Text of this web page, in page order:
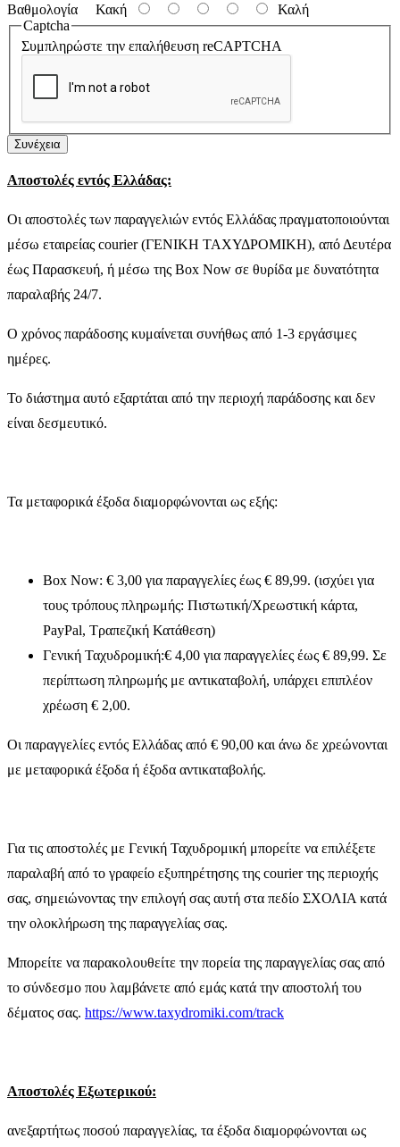
Βαθμολογία Κακή
Καλή
Captcha
Συμπληρώστε την επαλήθευση reCAPTCHA
Συνέχεια
Αποστολές εντός Ελλάδας:
Οι αποστολές των παραγγελιών εντός Ελλάδας πραγματοποιούνται
μέσω εταιρείας courier (ΓΕΝΙΚΗ ΤΑΧΥΔΡΟΜΙΚΗ), από Δευτέρα
έως Παρασκευή, ή μέσω της Box Now σε θυρίδα με δυνατότητα
παραλαβής 24/7.
Ο χρόνος παράδοσης κυμαίνεται συνήθως από 1-3 εργάσιμες
ημέρες.
Το διάστημα αυτό εξαρτάται από την περιοχή παράδοσης και δεν
είναι δεσμευτικό.
Τα μεταφορικά έξοδα διαμορφώνονται ως εξής:
Box Now: € 3,00 για παραγγελίες έως € 89,99. (ισχύει για
τους τρόπους πληρωμής: Πιστωτική/Χρεωστική κάρτα,
PayPal, Τραπεζική Κατάθεση)
Γενική Ταχυδρομική:€ 4,00 για παραγγελίες έως € 89,99. Σε
περίπτωση πληρωμής με αντικαταβολή, υπάρχει επιπλέον
χρέωση € 2,00.
Οι παραγγελίες εντός Ελλάδας από € 90,00 και άνω δε χρεώνονται
με μεταφορικά έξοδα ή έξοδα αντικαταβολής.
Για τις αποστολές με Γενική Ταχυδρομική μπορείτε να επιλέξετε
παραλαβή από το γραφείο εξυπηρέτησης της courier της περιοχής
σας, σημειώνοντας την επιλογή σας αυτή στα πεδίο ΣΧΟΛΙΑ κατά
την ολοκλήρωση της παραγγελίας σας.
Μπορείτε να παρακολουθείτε την πορεία της παραγγελίας σας από
το σύνδεσμο που λαμβάνετε από εμάς κατά την αποστολή του
δέματος σας. https://www.taxydromiki.com/track
Αποστολές Εξωτερικού:
ανεξαρτήτως ποσού παραγγελίας, τα έξοδα διαμορφώνονται ως